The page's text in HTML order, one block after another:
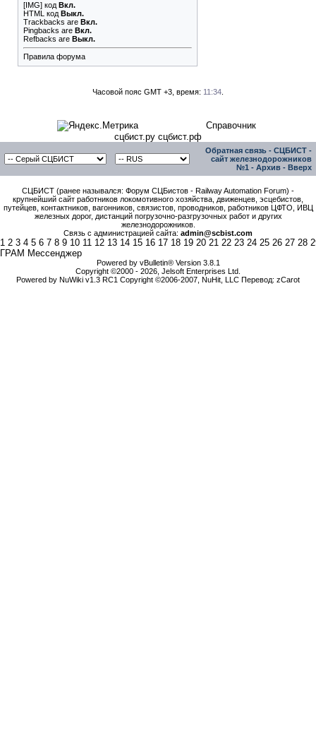
[IMG] код Вкл.
HTML код Выкл.
Trackbacks are Вкл.
Pingbacks are Вкл.
Refbacks are Выкл.
Правила форума
Часовой пояс GMT +3, время: 11:34
Справочник
сцбист.ру сцбист.рф
Обратная связь - СЦБИСТ -
сайт железнодорожников
№1 - Архив - Вверх
СЦБИСТ (ранее назывался: Форум СЦБистов - Railway Automation Forum) -
крупнейший сайт работников локомотивного хозяйства, движенцев, эсцебистов,
путейцев, контактников, вагонников, связистов, проводников, работников ЦФТО, ИВЦ
железных дорог, дистанций погрузочно-разгрузочных работ и других
железнодорожников.
Связь с администрацией сайта: admin@scbist.com
1 2 3 4 5 6 7 8 9 10 11 12 13 14 15 16 17 18 19 20 21 22 23 24 25 26 27 28
ГРАМ Мессенджер
Powered by vBulletin® Version 3.8.1
Copyright ©2000 - 2026, Jelsoft Enterprises Ltd.
Powered by NuWiki v1.3 RC1 Copyright ©2006-2007, NuHit, LLC Перевод: zCarot